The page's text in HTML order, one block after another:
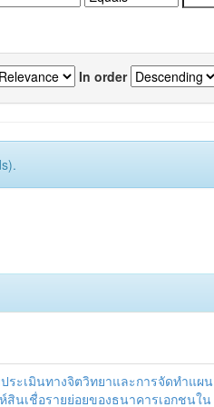
In order
ะเมินทางจิตวิทยาและการจัดทำแผน
นเชื่อรายย่อยของธนาคารเอกชนใน